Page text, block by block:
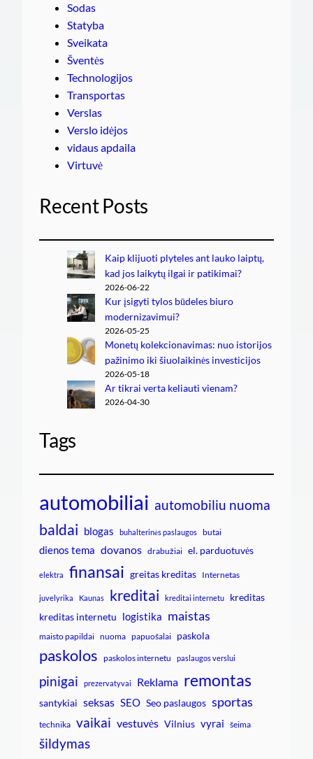
Sodas
Statyba
Sveikata
Šventės
Technologijos
Transportas
Verslas
Verslo idėjos
vidaus apdaila
Virtuvė
Recent Posts
Kaip klijuoti plyteles ant lauko laiptų,
kad jos laikytų ilgai ir patikimai?
2026-06-22
Kur įsigyti tylos būdeles biuro
modernizavimui?
2026-05-25
Monetų kolekcionavimas: nuo istorijos
pažinimo iki šiuolaikinės investicijos
2026-05-18
Ar tikrai verta keliauti vienam?
2026-04-30
Tags
automobiliai automobiliu nuoma
baldai blogas buhalterinės paslaugos butai
dienos tema dovanos drabužiai el. parduotuvės
elektra finansai greitas kreditas Internetas
juvelyrika Kaunas kreditai kreditai internetu
kreditas
kreditas internetu logistika maistas
maisto papildai nuoma papuošalai paskola
paskolos paskolos internetu paslaugos verslui
pinigai prezervatyvai Reklama remontas
santykiai seksas SEO Seo paslaugos sportas
technika vaikai vestuvės Vilnius vyrai šeima
šildymas